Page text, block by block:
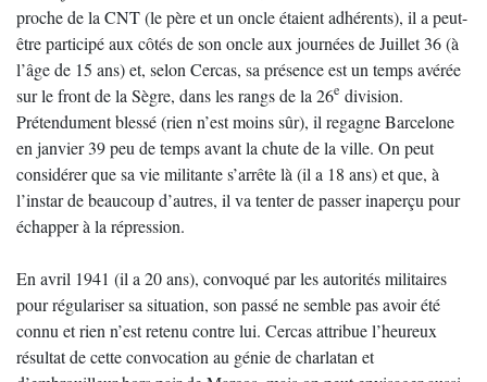
proche de la CNT (le père et un oncle étaient adhérents), il a peut-
être participé aux côtés de son oncle aux journées de Juillet 36 (à
l’âge de 15 ans) et, selon Cercas, sa présence est un temps avérée
sur le front de la Sègre, dans les rangs de la 26e division.
Prétendument blessé (rien n’est moins sûr), il regagne Barcelone
en janvier 39 peu de temps avant la chute de la ville. On peut
considérer que sa vie militante s’arrête là (il a 18 ans) et que, à
l’instar de beaucoup d’autres, il va tenter de passer inaperçu pour
échapper à la répression.
En avril 1941 (il a 20 ans), convoqué par les autorités militaires
pour régulariser sa situation, son passé ne semble pas avoir été
connu et rien n’est retenu contre lui. Cercas attribue l’heureux
résultat de cette convocation au génie de charlatan et